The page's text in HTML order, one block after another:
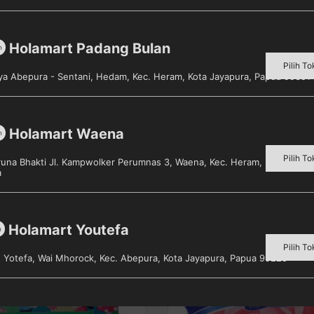
pada peramban ini untuk komentar saya berikutnya.
Holamart Padang Bulan
Abepura - Sentani, Hedam, Kec. Heram, Kota Jayapura, Papua 99351
Pilih
Holamart Waena
Bhakti Jl. Kampwolker Perumnas 3, Waena, Kec. Heram, Kota Pilih
Holamart Youtefa
Yotefa, Wai Mhorock, Kec. Abepura, Kota Jayapura, Papua 99225
Pilih